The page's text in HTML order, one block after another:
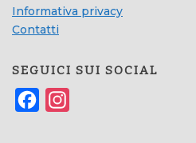
Informativa privacy
Contatti
SEGUICI SUI SOCIAL
Facebook